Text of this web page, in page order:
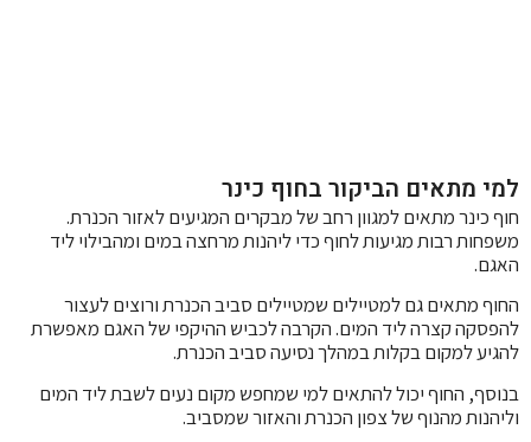
למי מתאים הביקור בחוף כינר
חוף כינר מתאים למגוון רחב של מבקרים המגיעים לאזור הכנרת.
משפחות רבות מגיעות לחוף כדי ליהנות מרחצה במים ומהבילוי ליד
האגם.
החוף מתאים גם למטיילים שמטיילים סביב הכנרת ורוצים לעצור
להפסקה קצרה ליד המים. הקרבה לכביש ההיקפי של האגם מאפשרת
להגיע למקום בקלות במהלך נסיעה סביב הכנרת.
בנוסף, החוף יכול להתאים למי שמחפש מקום נעים לשבת ליד המים
וליהנות מהנוף של צפון הכנרת והאזור שמסביב.